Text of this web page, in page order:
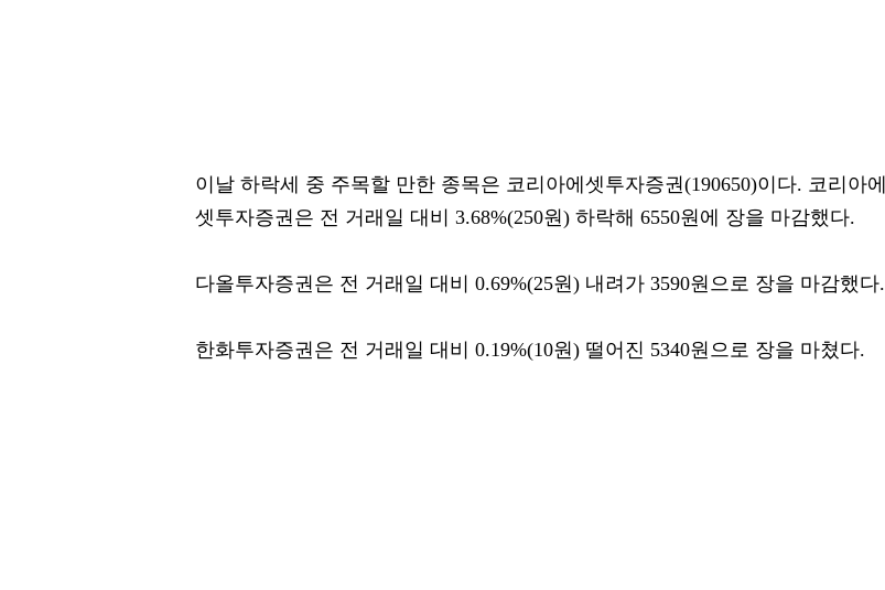
이날 하락세 중 주목할 만한 종목은 코리아에셋투자증권(190650)이다. 코리아에
셋투자증권은 전 거래일 대비 3.68%(250원) 하락해 6550원에 장을 마감했다.
다올투자증권은 전 거래일 대비 0.69%(25원) 내려가 3590원으로 장을 마감했다.
한화투자증권은 전 거래일 대비 0.19%(10원) 떨어진 5340원으로 장을 마쳤다.